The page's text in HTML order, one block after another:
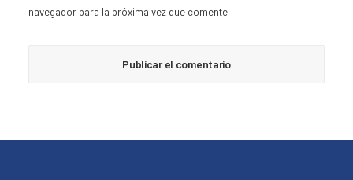
navegador para la próxima vez que comente.